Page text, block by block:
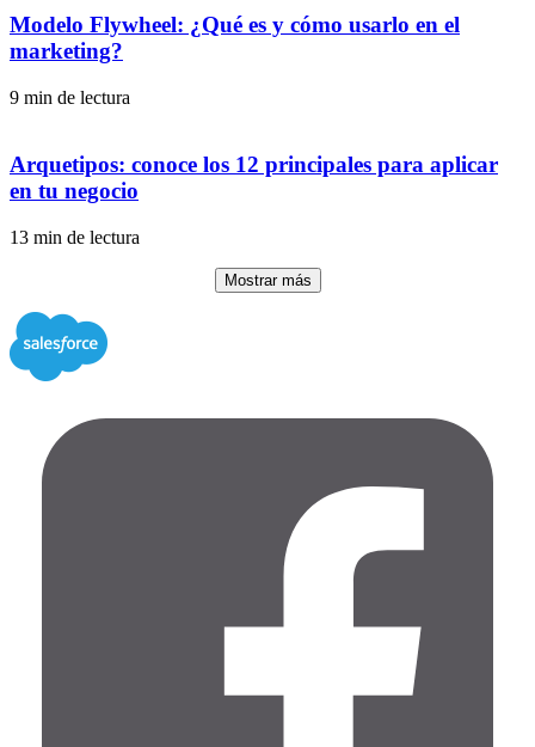
Modelo Flywheel: ¿Qué es y cómo usarlo en el
marketing?
9 min de lectura
Arquetipos: conoce los 12 principales para aplicar
en tu negocio
13 min de lectura
Mostrar más